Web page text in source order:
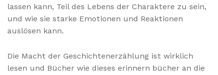
lassen kann, Teil des Lebens der Charaktere zu sein,
und wie sie starke Emotionen und Reaktionen
auslösen kann.
Die Macht der Geschichtenerzählung ist wirklich
lesen und Bücher wie dieses erinnern bücher an die